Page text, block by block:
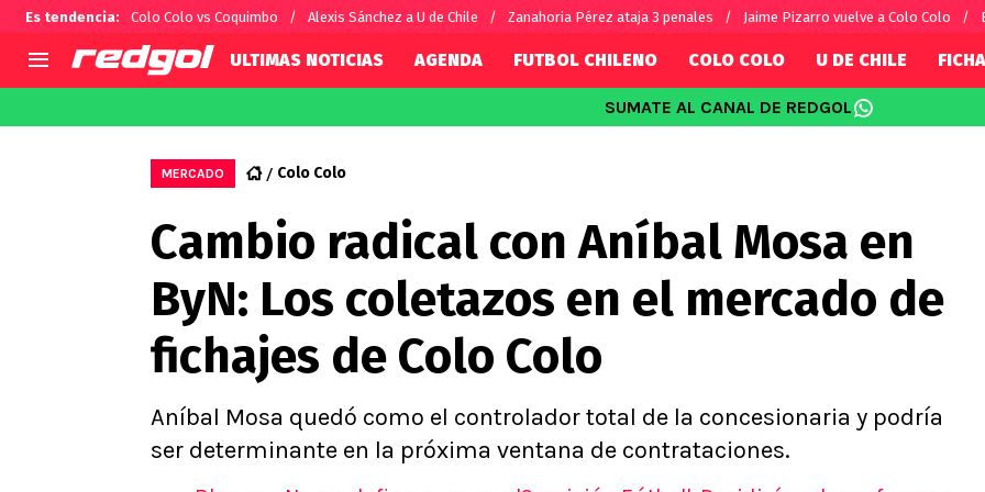
Es tendencia: Colo Colo vs Coquimbo Alexis Sánchez a U de Chile Zanahoria Pérez ataja 3 penales Jaime Pizarro vuelve a Colo Colo
Selección Chilena
U de Chile
U Católica
Campeonato Nacional
Primera B
Segunda División
Copa Chile
Supercopa Chile
Campeonato Femenino
Alexis Sánchez
Carlos Palacios
Chilenos por el mundo
Fútbol Argentino
Fútbol Brasileño
Conference
Ligue 1
Premier
Serie A
ULTIMAS NOTICIAS AGENDA FUTBOL CHILENO COLO COLO U DE CHILE
SUMATE AL CANAL DE REDGOL
MERCADO Colo Colo
Cambio radical con Aníbal Mosa en
ByN: Los coletazos en el mercado de
fichajes de Colo Colo
Aníbal Mosa quedó como el controlador total de la concesionaria y podría
ser determinante en la próxima ventana de contrataciones.